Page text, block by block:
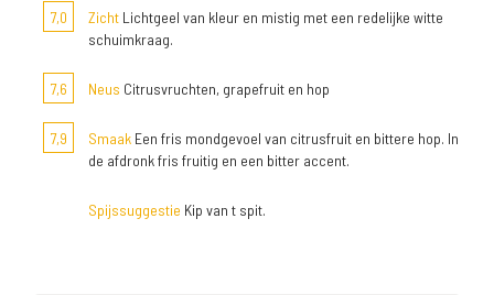
7,0
Zicht Lichtgeel van kleur en mistig met een redelijke witte
schuimkraag.
7,6 Neus Citrusvruchten, grapefruit en hop
7,9 Smaak Een fris mondgevoel van citrusfruit en bittere hop. In
de afdronk fris fruitig en een bitter accent.
Spijssuggestie Kip van t spit.